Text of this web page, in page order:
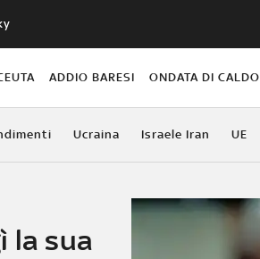
ADDIO BARESI ONDATA DI CALDO
Ucraina Israele Iran UE
la sua